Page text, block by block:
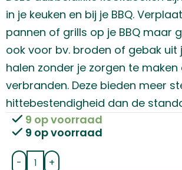
in je keuken en bij je BBQ.
pannen of grills op je BBQ maar
ook voor bv. broden of gebak uit
halen zonder je zorgen te
verbranden. Deze bieden meer
hittebestendigheid dan de
9 op voorraad
9 op voorraad
-
+